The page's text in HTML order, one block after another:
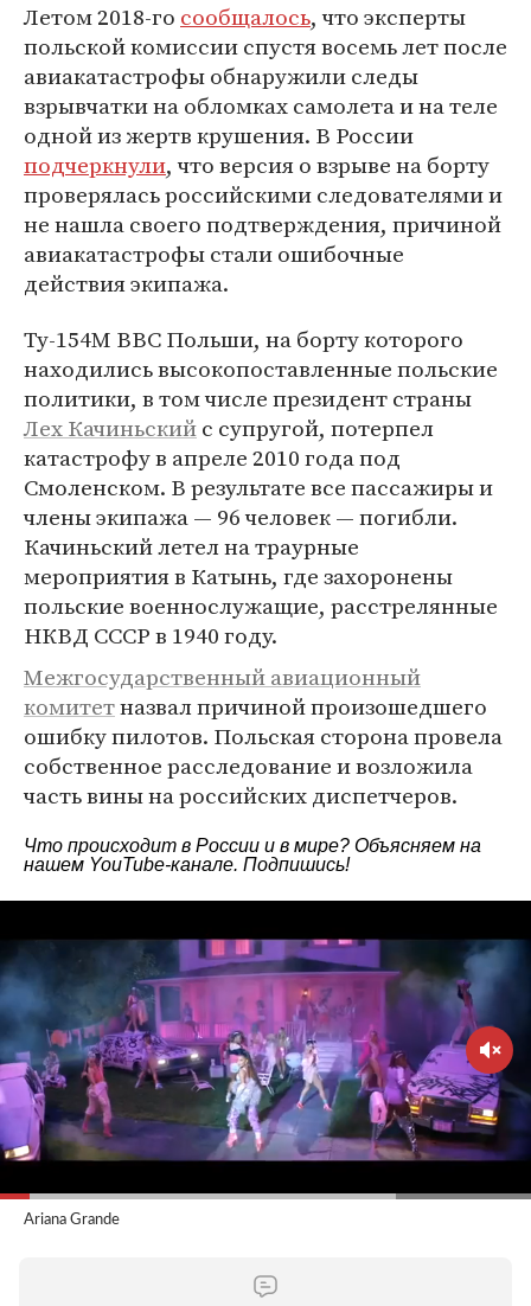
Летом 2018-го сообщалось, что эксперты
польской комиссии спустя восемь лет после
авиакатастрофы обнаружили следы
взрывчатки на обломках самолета и на теле
одной из жертв крушения. В России
подчеркнули, что версия о взрыве на борту
проверялась российскими следователями и
не нашла своего подтверждения, причиной
авиакатастрофы стали ошибочные
действия экипажа.
Ту-154М ВВС Польши, на борту которого
находились высокопоставленные польские
политики, в том числе президент страны
Лех Качиньскийс супругой, потерпел
катастрофу в апреле 2010 года под
Смоленском. В результате все пассажиры и
члены экипажа — 96 человек — погибли.
Качиньский летел на траурные
мероприятия в Катынь, где захоронены
польские военнослужащие, расстрелянные
НКВД СССР в 1940 году.
Межгосударственный авиационный
комитетназвал причиной произошедшего
ошибку пилотов. Польская сторона провела
собственное расследование и возложила
часть вины на российских диспетчеров.
Что происходит в России и в мире? Объясняем на
нашем YouTube-канале. Подпишись!
Ariana Grande